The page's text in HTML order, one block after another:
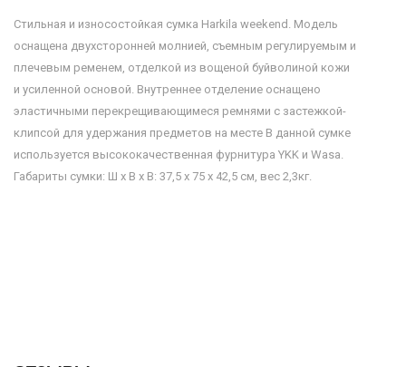
Стильная и износостойкая сумка Harkila weekend. Модель
оснащена двухсторонней молнией, съемным регулируемым и
плечевым ременем, отделкой из вощеной буйволиной кожи
и усиленной основой. Внутреннее отделение оснащено
эластичными перекрещивающимеся ремнями с застежкой-
клипсой для удержания предметов на месте В данной сумке
используется высококачественная фурнитура YKK и Wasa.
Габариты сумки: Ш x В x В: 37,5 x 75 x 42,5 см, вес 2,3кг.